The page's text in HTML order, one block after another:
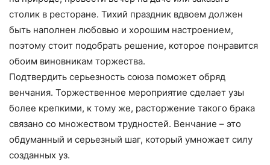
столик в ресторане. Тихий праздник вдвоем должен
быть наполнен любовью и хорошим настроением,
поэтому стоит подобрать решение, которое понравится
обоим виновникам торжества.
Подтвердить серьезность союза поможет обряд
венчания. Торжественное мероприятие сделает узы
более крепкими, к тому же, расторжение такого брака
связано со множеством трудностей. Венчание – это
обдуманный и серьезный шаг, который умножает силу
созданных уз.